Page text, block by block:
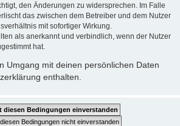
den Änderungen zu widersprechen. Im Falle
das zwischen dem Betreiber und dem Nutzer
mit sofortiger Wirkung.
als anerkannt und verbindlich, wenn der Nutzer
hat.
Umgang mit deinen persönlichen Daten
enthalten.